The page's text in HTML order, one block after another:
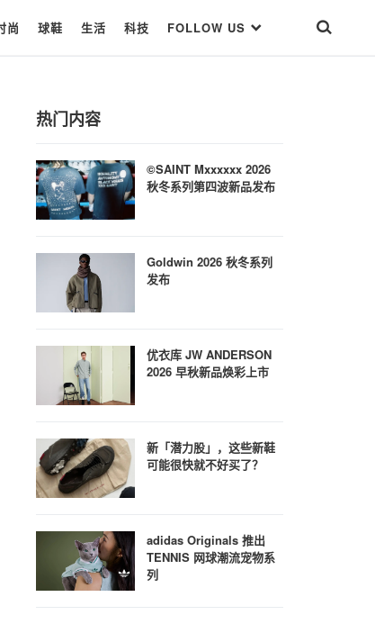
尚 球鞋 生活 科技 FOLLOW US
热门内容
©SAINT Mxxxxxx 2026
秋冬系列第四波新品发布
Goldwin 2026 秋冬系列
发布
优衣库 JW ANDERSON
2026 早秋新品焕彩上市
新「潜力股」，这些新鞋
可能很快就不好买了？
adidas Originals 推出
TENNIS 网球潮流宠物系
列